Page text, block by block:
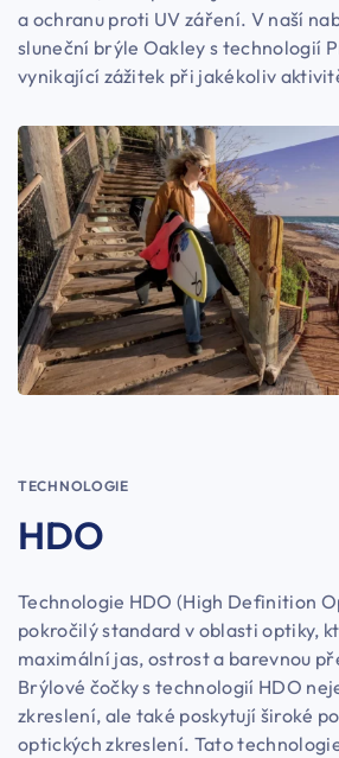
a ochranu proti UV záření. V naší
sluneční brýle Oakley s technologií
vynikající zážitek při jakékoliv
TECHNOLOGIE
HDO
Technologie HDO (High Definition
pokročilý standard v oblasti optiky,
maximální jas, ostrost a barevnou
Brýlové čočky s technologií HDO
zkreslení, ale také poskytují široké
optických zkreslení. Tato